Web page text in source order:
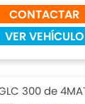
CONTACTAR
VER VEHÍCULO
300 de